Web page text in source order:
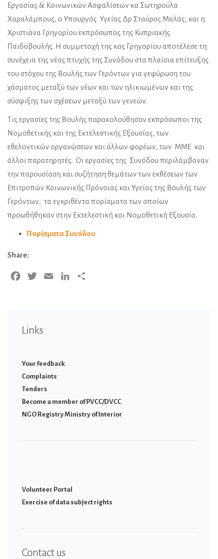
Εργασίας & Κοινωνικών Ασφαλίσεων κα Σωτηρούλα
Χαραλάμπους, ο Υπουργός Υγείας Δρ Σταύρος Μαλάς, και η
Χριστιάνα Γρηγορίου εκπρόσωπος της Κυπριακής
Παιδοβουλής. Η συμμετοχή της κας Γρηγορίου αποτέλεσε τη
συνέχεια της νέας πτυχής της Συνόδου στα πλαίσια επίτευξης
του στόχου της Βουλής των Γερόντων για γεφύρωση του
χάσματος μεταξύ των νέων και των ηλικιωμένων και της
σύσφιξης των σχέσεων μεταξύ των γενεών.
Τις εργασίες της Βουλής παρακολούθησαν εκπρόσωποι της
Νομοθετικής και της Εκτελεστικής Εξουσίας, των
εθελοντικών οργανώσεων και άλλων φορέων, των ΜΜΕ και
άλλοι παρατηρητές. Οι εργασίες της Συνόδου περιλάμβαναν
την παρουσίαση και συζήτηση θεμάτων των εκθέσεων των
Επιτροπών Κοινωνικής Πρόνοιας και Υγείας της Βουλής των
Γερόντων, τα εγκριθέντα πορίσματα των οποίων
προωθήθηκαν στην Εκτελεστική και Νομοθετική Εξουσία.
Πορίσματα Συνόδου
Share:
Facebook
Twitter Email LinkedIn
Links
Your feedback
Complaints
Tenders
Become a member of PVCC/DVCC
NGO Registry Ministry of Interior
Volunteer Portal
Εxercise of data subject rights
Contact us